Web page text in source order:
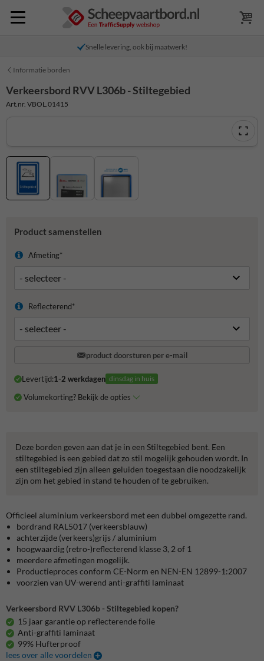
Snelle levering, ook bij maatwerk!
Informatie borden
Verkeersbord RVV L306b - Stiltegebied
Art.nr. VBOL.01415
Product samenstellen
Afmeting*
Reflecterend*
product doorsturen per e-mail
Levertijd:1-2 werkdagen dinsdag in huis
Volumekorting? Bekijk de opties
Deze borden geven aan dat je in een Stiltegebied bent. Een
stiltegebied is een gebied dat zo stil mogelijk gehouden wordt. In
een stiltegebied zijn alleen geluiden toegestaan die noodzakelijk
zijn om het gebied in stand te houden of te gebruiken.
Officieel aluminium verkeersbord met een dubbel omgezette rand.
bordrand RAL5017 (verkeersblauw)
achterzijde (verkeers)grijs / aluminium
hoogwaardig (retro-)reflecterend klasse 3, 2 of 1
meerdere afmetingen mogelijk.
Productieproces conform CE-Norm en NEN-EN 12899-1:2007
voorzien van UV-werend anti-graffiti laminaat
Verkeersbord RVV L306b - Stiltegebied kopen?
15 jaar garantie op reflecterende folie
Anti-graffiti laminaat
99% Hufterproof
lees over alle voordelen